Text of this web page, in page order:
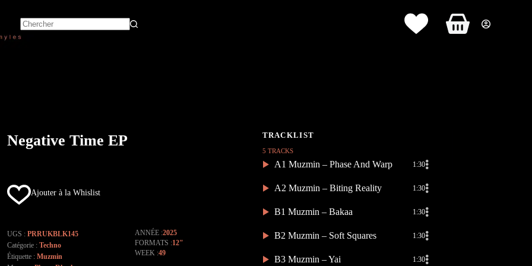
Panier
Negative Time EP
Ajouter à la Whislist
UGS : PRRUKBLK145
Catégorie : Techno
Étiquette : Muzmin
ANNÉE 2025
FORMATS 12"
WEEK 49
5 TRACKS
A1 Muzmin – Phase And Warp 1:30
A2 Muzmin – Biting Reality 1:30
B1 Muzmin – Bakaa 1:30
B2 Muzmin – Soft Squares 1:30
B3 Muzmin – Yai 1:30